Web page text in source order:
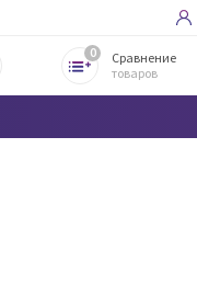
0
Сравнение
товаров